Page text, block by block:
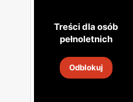
sprawia, że nawet nie
niedalekiej odległości
Treści dla osób
pełnoletnich
Odblokuj